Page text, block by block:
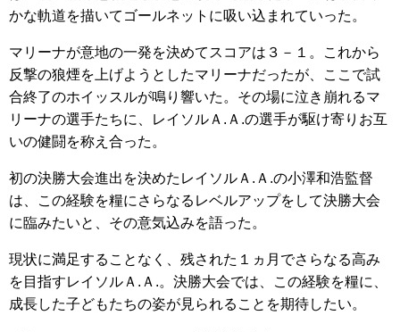
かな軌道を描いてゴールネットに吸い込まれていった。
マリーナが意地の一発を決めてスコアは３－１。これから
反撃の狼煙を上げようとしたマリーナだったが、ここで試
合終了のホイッスルが鳴り響いた。その場に泣き崩れるマ
リーナの選手たちに、レイソルＡ.Ａ.の選手が駆け寄りお互
いの健闘を称え合った。
初の決勝大会進出を決めたレイソルＡ.Ａ.の小澤和浩監督
は、この経験を糧にさらなるレベルアップをして決勝大会
に臨みたいと、その意気込みを語った。
現状に満足することなく、残された１ヵ月でさらなる高み
を目指すレイソルＡ.Ａ.。決勝大会では、この経験を糧に、
成長した子どもたちの姿が見られることを期待したい。